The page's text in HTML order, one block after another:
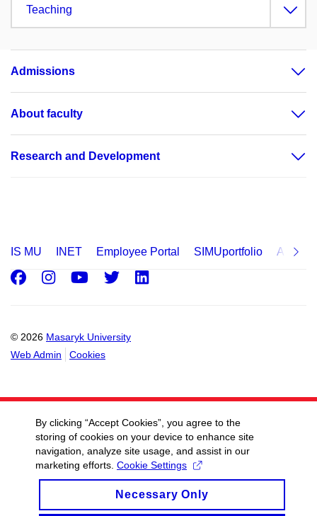
Teaching
Admissions
About faculty
Research and Development
IS MU INET Employee Portal SIMUportfolio
© 2026 Masaryk University
Web Admin
Cookies
Facebook
Instagram
Youtube
Twitter
By clicking “Accept Cookies”, you agree to the
storing of cookies on your device to enhance site
navigation, analyze site usage, and assist in our
marketing efforts. Cookie Settings
Necessary Only